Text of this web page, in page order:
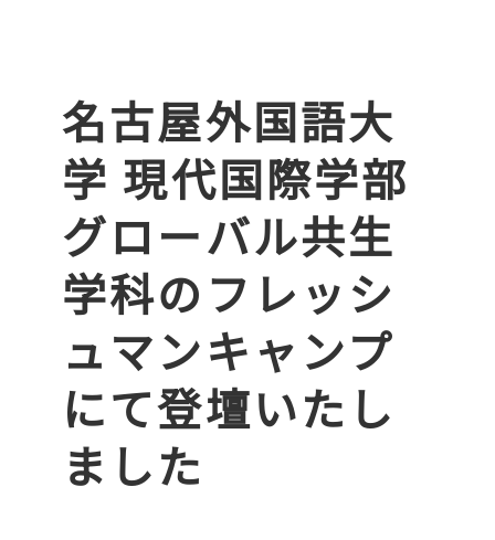
名古屋外国語大
学 現代国際学部
グローバル共生
学科のフレッシ
ュマンキャンプ
にて登壇いたし
ました